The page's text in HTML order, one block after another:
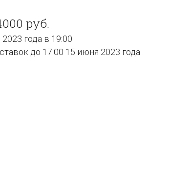
руб.
года в 19:00
до 17:00 15 июня 2023 года